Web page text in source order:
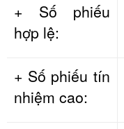
+ Số phiếu
hợp lệ:
+ Số phiếu tín
nhiệm cao: